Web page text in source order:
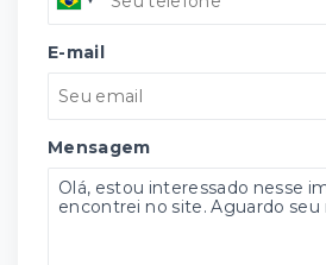
E-mail
Mensagem